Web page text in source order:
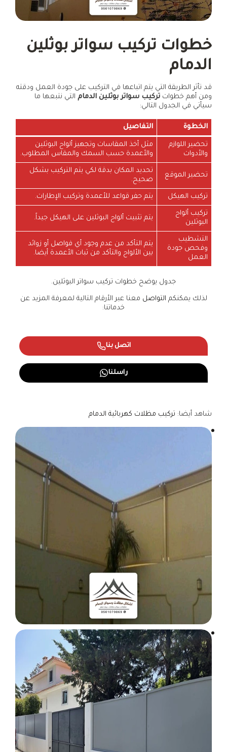
خطوات تركيب سواتر بوثلين
الدمام
قد تأثر الطريقة التي يتم اتباعها في التركيب على جودة العمل ودقته
ومن أهم خطوات تركيب سواتر بوثلين الدمام التي نتبعها ما
سيأتي في الجدول التالي:
الخطوة التفاصيل
تحضير اللوازم
والأدوات
مثل أخذ المقاسات وتجهيز ألواح البوثلين
والأعمدة حسب السمك والمقاس المطلوب.
تحضير الموقع
تحديد المكان بدقة لكي يتم التركيب بشكل
صحيح.
تركيب الهيكل يتم حفر قواعد للأعمدة وتركيب الإطارات.
تركيب ألواح
البوثلين
يتم تثبيت ألواح البوثلين على الهيكل جيداً.
التشطيب
وفحص جودة
العمل
يتم التأكد من عدم وجود أي فواصل أو زوائد
بين الألواح والتأكد من ثبات الأعمدة أيضا.
جدول يوضح خطوات تركيب سواتر البوثلين.
لذلك يمكنكم التواصل معنا عبر الأرقام التالية لمعرفة المزيد عن
خدماتنا:
اتصل بنا
راسلنا
شاهد أيضا: تركيب مظلات كهربائية الدمام